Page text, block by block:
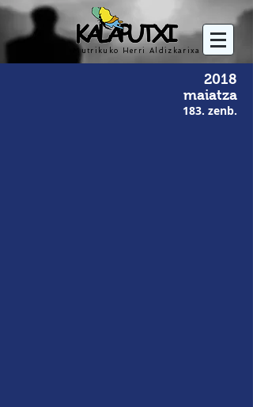
Mutrikuko Herri Aldizkarixa
2018
maiatza
183. zenb.